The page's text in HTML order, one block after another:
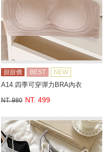
甜甜價 BEST NEW
A14.四季可穿彈力BRA內衣
NT. 980 NT. 499